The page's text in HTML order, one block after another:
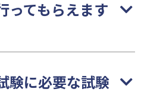
ってもらえます
験に必要な試験